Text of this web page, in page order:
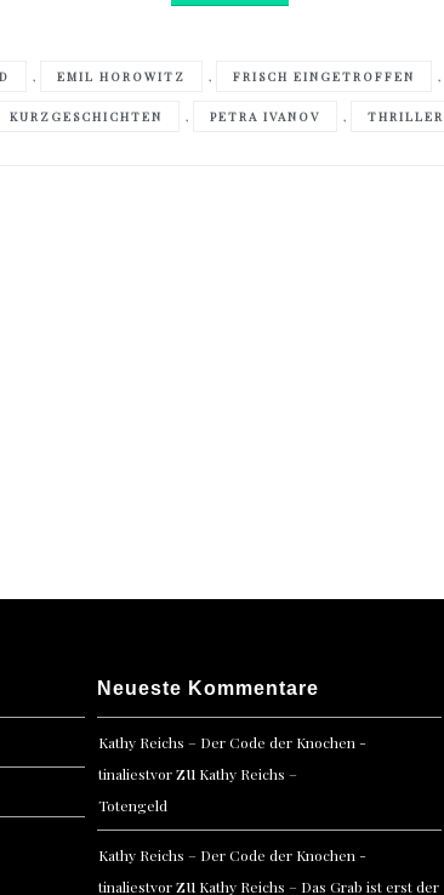
, EMIL HOROWITZ , FRISCH EINGETROFFEN ,
KURZGESCHICHTEN , PETRA IVANOV , THRILLER
Neueste Kommentare
Kathy Reichs – Der Code der Knochen -
tinaliestvorzu Kathy Reichs –
Totengeld
Kathy Reichs – Der Code der Knochen -
tinaliestvorzu Kathy Reichs – Das Grab ist erst der